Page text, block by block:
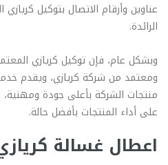
عناوين وأرقام الاتصال بتوكيل
الرائدة.
وبشكل عام، فإن توكيل كريازي
ومعتمد من شركة كريازي، ويقدم
منتجات الشركة بأعلى جودة ومهنية،
على أداء المنتجات بأفضل حالة.
اعطال غسالة